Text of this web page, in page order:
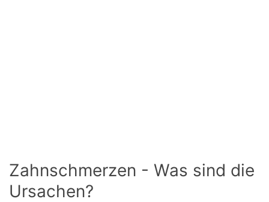
Zahnschmerzen - Was sind die
Ursachen?